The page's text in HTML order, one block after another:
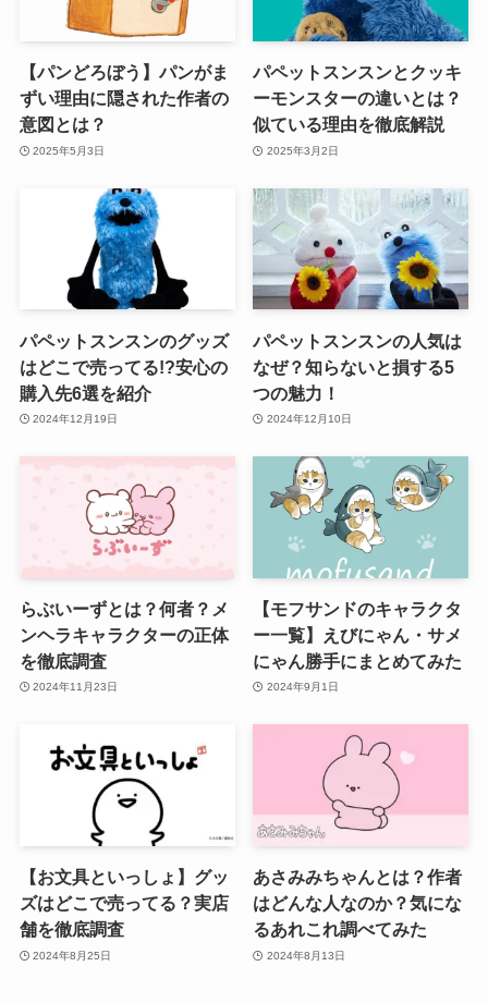
【パンどろぼう】パンがま
ずい理由に隠された作者の
意図とは？
2025年5月3日
パペットスンスンとクッキ
ーモンスターの違いとは？
似ている理由を徹底解説
2025年3月2日
パペットスンスンのグッズ
はどこで売ってる!?安心の
購入先6選を紹介
2024年12月19日
パペットスンスンの人気は
なぜ？知らないと損する5
つの魅力！
2024年12月10日
らぶいーずとは？何者？メ
ンヘラキャラクターの正体
を徹底調査
2024年11月23日
【モフサンドのキャラクタ
ー一覧】えびにゃん・サメ
にゃん勝手にまとめてみた
2024年9月1日
【お文具といっしょ】グッ
ズはどこで売ってる？実店
舗を徹底調査
2024年8月25日
あさみみちゃんとは？作者
はどんな人なのか？気にな
るあれこれ調べてみた
2024年8月13日